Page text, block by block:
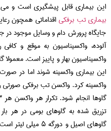
این بیماری قابل پیشگیری است و می
بیماری تب برفکیاقداماتی همچون
جایگاه پرورش دام و وسایل موجود در
آلوده، واکسیناسیون به موقع و
واکسیناسیون بهار و پاییز است.
این بیماری واکسینه شوند اما در
گاوهای اصیل و